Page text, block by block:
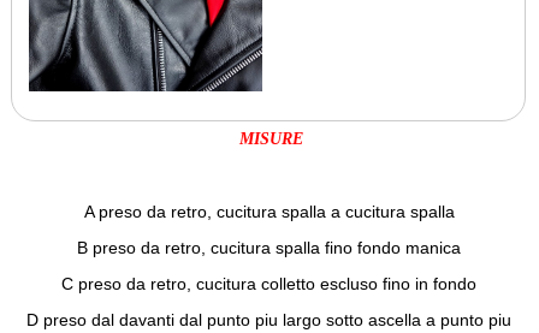
MISURE
A preso da retro, cucitura spalla a cucitura spalla
B preso da retro, cucitura spalla fino fondo manica
C preso da retro, cucitura colletto escluso fino in fondo
D preso dal davanti dal punto piu largo sotto ascella a punto piu